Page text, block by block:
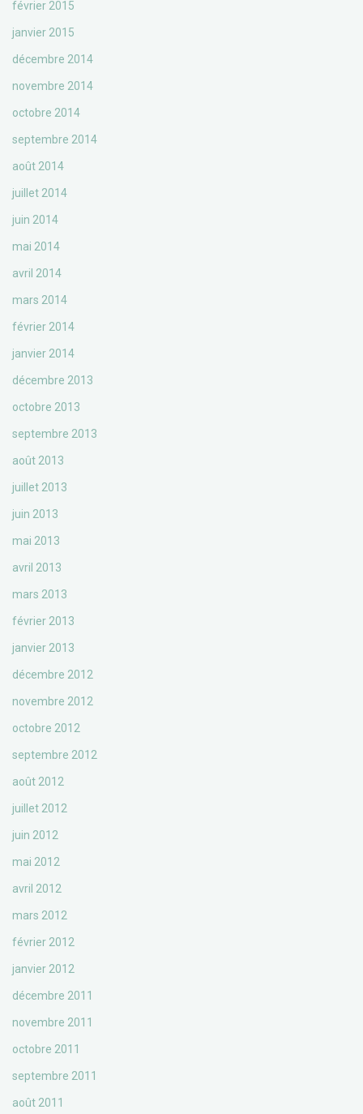
février 2015
janvier 2015
décembre 2014
novembre 2014
octobre 2014
septembre 2014
août 2014
juillet 2014
juin 2014
mai 2014
avril 2014
mars 2014
février 2014
janvier 2014
décembre 2013
octobre 2013
septembre 2013
août 2013
juillet 2013
juin 2013
mai 2013
avril 2013
mars 2013
février 2013
janvier 2013
décembre 2012
novembre 2012
octobre 2012
septembre 2012
août 2012
juillet 2012
juin 2012
mai 2012
avril 2012
mars 2012
février 2012
janvier 2012
décembre 2011
novembre 2011
octobre 2011
septembre 2011
août 2011